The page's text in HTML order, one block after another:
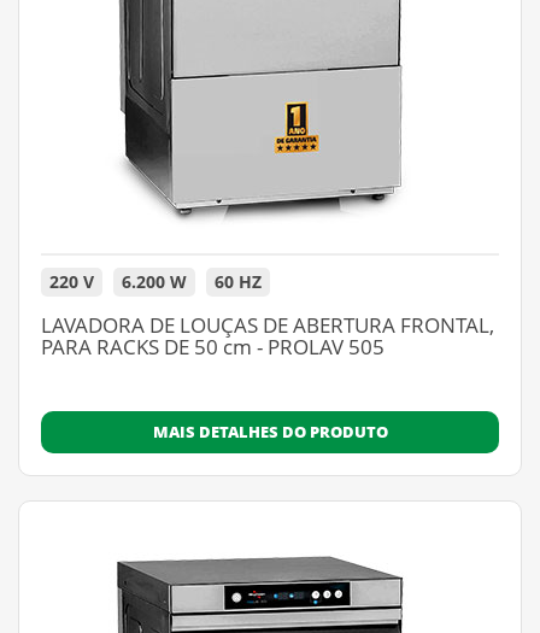
220 V 6.200 W 60 HZ
LAVADORA DE LOUÇAS DE ABERTURA FRONTAL,
PARA RACKS DE 50 cm - PROLAV 505
MAIS DETALHES DO PRODUTO